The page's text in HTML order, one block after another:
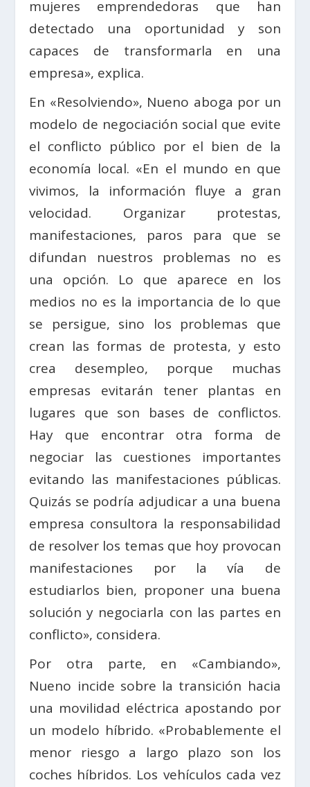
mujeres emprendedoras que han
detectado una oportunidad y son
capaces de transformarla en una
empresa», explica.
En «Resolviendo», Nueno aboga por un
modelo de negociación social que evite
el conflicto público por el bien de la
economía local. «En el mundo en que
vivimos, la información fluye a gran
velocidad. Organizar protestas,
manifestaciones, paros para que se
difundan nuestros problemas no es
una opción. Lo que aparece en los
medios no es la importancia de lo que
se persigue, sino los problemas que
crean las formas de protesta, y esto
crea desempleo, porque muchas
empresas evitarán tener plantas en
lugares que son bases de conflictos.
Hay que encontrar otra forma de
negociar las cuestiones importantes
evitando las manifestaciones públicas.
Quizás se podría adjudicar a una buena
empresa consultora la responsabilidad
de resolver los temas que hoy provocan
manifestaciones por la vía de
estudiarlos bien, proponer una buena
solución y negociarla con las partes en
conflicto», considera.
Por otra parte, en «Cambiando»,
Nueno incide sobre la transición hacia
una movilidad eléctrica apostando por
un modelo híbrido. «Probablemente el
menor riesgo a largo plazo son los
coches híbridos. Los vehículos cada vez